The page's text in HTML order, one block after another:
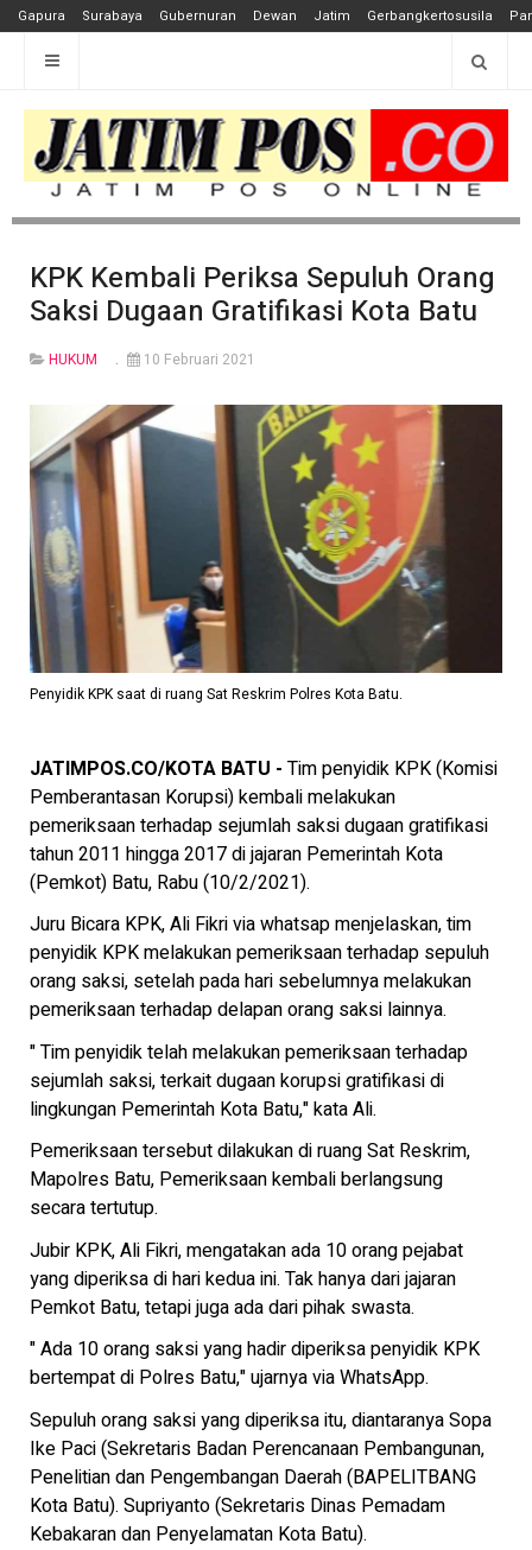
Gapura Surabaya Gubernuran Dewan Jatim Gerbangkertosusila
KPK Kembali Periksa Sepuluh Orang
Saksi Dugaan Gratifikasi Kota Batu
HUKUM 10 Februari 2021
Penyidik KPK saat di ruang Sat Reskrim Polres Kota Batu.
JATIMPOS.CO/KOTA BATU - Tim penyidik KPK (Komisi
Pemberantasan Korupsi) kembali melakukan
pemeriksaan terhadap sejumlah saksi dugaan gratifikasi
tahun 2011 hingga 2017 di jajaran Pemerintah Kota
(Pemkot) Batu, Rabu (10/2/2021).
Juru Bicara KPK, Ali Fikri via whatsap menjelaskan, tim
penyidik KPK melakukan pemeriksaan terhadap sepuluh
orang saksi, setelah pada hari sebelumnya melakukan
pemeriksaan terhadap delapan orang saksi lainnya.
" Tim penyidik telah melakukan pemeriksaan terhadap
sejumlah saksi, terkait dugaan korupsi gratifikasi di
lingkungan Pemerintah Kota Batu," kata Ali.
Pemeriksaan tersebut dilakukan di ruang Sat Reskrim,
Mapolres Batu, Pemeriksaan kembali berlangsung
secara tertutup.
Jubir KPK, Ali Fikri, mengatakan ada 10 orang pejabat
yang diperiksa di hari kedua ini. Tak hanya dari jajaran
Pemkot Batu, tetapi juga ada dari pihak swasta.
" Ada 10 orang saksi yang hadir diperiksa penyidik KPK
bertempat di Polres Batu," ujarnya via WhatsApp.
Sepuluh orang saksi yang diperiksa itu, diantaranya Sopa
Ike Paci (Sekretaris Badan Perencanaan Pembangunan,
Penelitian dan Pengembangan Daerah (BAPELITBANG
Kota Batu). Supriyanto (Sekretaris Dinas Pemadam
Kebakaran dan Penyelamatan Kota Batu).